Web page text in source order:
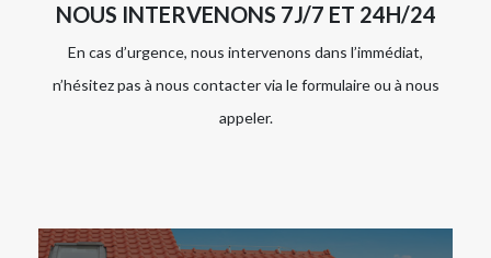
NOUS INTERVENONS 7J/7 ET 24H/24
En cas d’urgence, nous intervenons dans l’immédiat,
n’hésitez pas à nous contacter via le formulaire ou à nous
appeler.